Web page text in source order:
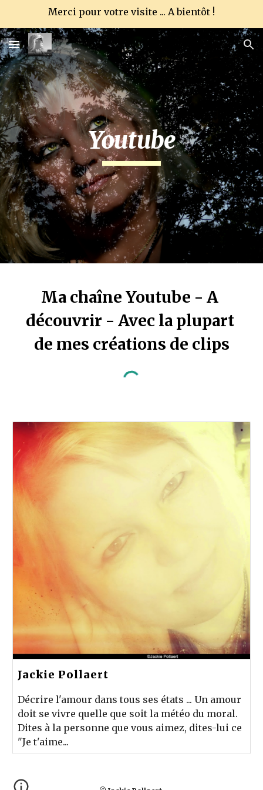
Merci pour votre visite ... A bientôt !
Youtube
Ma chaîne Youtube - A
découvrir - Avec la plupart
de mes créations de clips
Jackie Pollaert
Décrire l'amour dans tous ses états ... Un amour
doit se vivre quelle que soit la météo du moral.
Dites à la personne que vous aimez, dites-lui ce
"Je t'aime...